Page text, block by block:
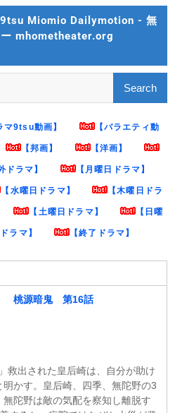
Miomio Dailymotion - 無
mhometheater.org
マ9tsu動画】 【バラエティ動
【邦画】 【洋画】
ドラマ】 【月曜日ドラマ】
【水曜日ドラマ】 【木曜日ドラ
【土曜日ドラマ】 【日曜
ラマ】 【終了ドラマ】
桃源暗鬼 第16話
救出された皇后崎は、自分が助け
かす。皇后崎、四季、無陀野の3
陀野は敵の気配を察知し離脱す